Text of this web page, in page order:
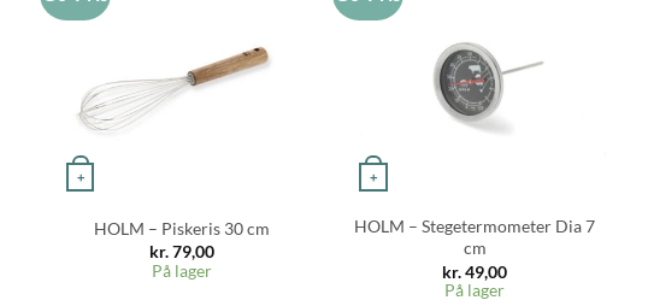
+
HOLM – Piskeris 30 cm
kr.79,00
På lager
+
HOLM – Stegetermometer Dia 7
cm
kr.49,00
På lager